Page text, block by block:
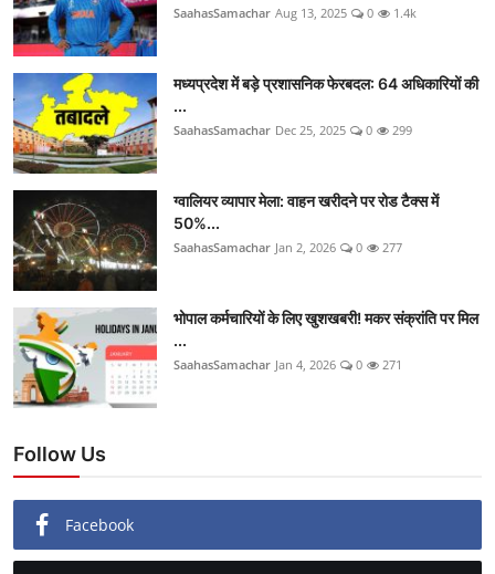
SaahasSamachar Aug 13, 2025 0 1.4k
मध्यप्रदेश में बड़े प्रशासनिक फेरबदल: 64 अधिकारियों की
...
SaahasSamachar Dec 25, 2025 0 299
ग्वालियर व्यापार मेला: वाहन खरीदने पर रोड टैक्स में
50%...
SaahasSamachar Jan 2, 2026 0 277
भोपाल कर्मचारियों के लिए खुशखबरी! मकर संक्रांति पर मिल
...
SaahasSamachar Jan 4, 2026 0 271
Follow Us
Facebook